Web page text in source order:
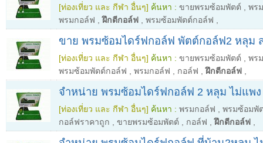
[ท่องเที่ยว และ กีฬา อื่นๆ] ค้นหา : ขายพรมซ้อมพัตต์
พร
พรมกอล์ฟ ,ฝึกตีกอล์ฟ พรมซ้อมพัตต์กอล์ฟ
ขาย พรมซ้อมไดร์ฟกอล์ฟ พัตต์กอล์ฟ2 หลุม
[ท่องเที่ยว และ กีฬา อื่นๆ] ค้นหา : ขายพรมซ้อมพัตต์
พร
พรมซ้อมพัตต์กอล์ฟ
พรมกอล์ฟ กอล์ฟ ,ฝึกตีกอล์ฟ
จำหน่าย พรมซ้อมไดร์ฟกอล์ฟ 2 หลุม ไม่แพง
[ท่องเที่ยว และ กีฬา อื่นๆ] ค้นหา : พรมกอล์ฟ
พรมซ้อมพั
กอล์ฟราคาถูก
ขายพรมซ้อมพัตต์ กอล์ฟ ,ฝึกตีกอล์ฟ